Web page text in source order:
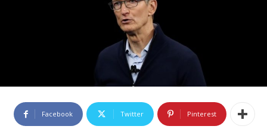
Facebook Twitter Pinterest